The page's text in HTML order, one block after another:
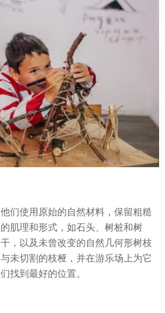
他们使用原始的自然材料，保留粗糙
的肌理和形式，如石头、树桩和树
干，以及未曾改变的自然几何形树枝
与未切割的枝桠，并在游乐场上为它
们找到最好的位置。